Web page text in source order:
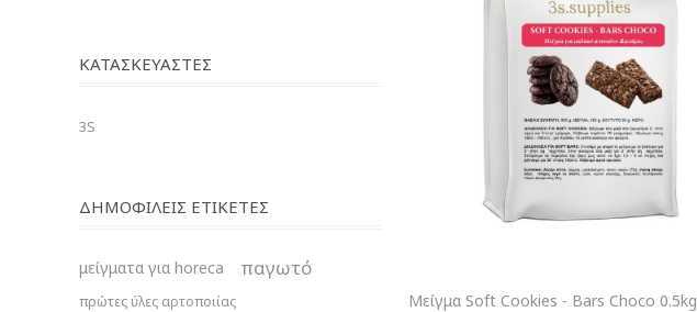
+Καλάθι
Μείγμα Soft Cookies - Bars Choco 0.5kg
ΚΑΤΑΣΚΕΥΑΣΤΈΣ
3S
ΔΗΜΟΦΙΛΕΙΣ ΕΤΙΚΕΤΕΣ
μείγματα για horeca παγωτό
πρώτες ύλες αρτοποιίας